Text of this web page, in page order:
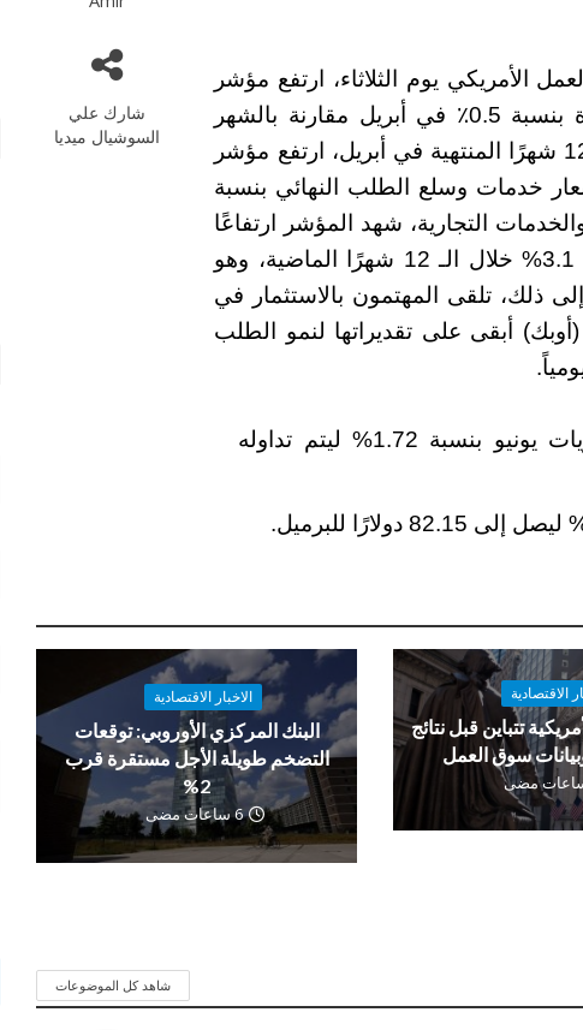
شارك علي
السوشيال ميديا
الأمريكي يوم الثلاثاء، ارتفع مؤشر
أسعار المنتجين للطلب النهائي في الولايات المتحدة بنسبة 0.5٪ في أبريل مقارنة بالشهر
على مدى فترة الـ 12 شهرًا المنتهية في أبريل، ارتفع مؤشر
خدمات وسلع الطلب النهائي بنسبة
والخدمات التجارية، شهد المؤشر ارتفاعًا
على أساس شهري بنسبة 0.4% وسجل زيادة بنسبة 3.1% خلال الـ 12 شهرًا الماضية، وهو
إلى ذلك، تلقى المهتمون بالاستثمار في
أبقى على تقديراتها لنمو الطلب
انخفض خام غرب تكساس الوسيط (WTI) لتسويات يونيو بنسبة 1.72% ليتم تداوله
الاقتصادية
تتباين قبل نتائج
سوق العمل
الاخبار الاقتصادية
البنك المركزي الأوروبي: توقعات
التضخم طويلة الأجل مستقرة قرب
2%
6 ساعات مضى
شاهد كل الموضوعات